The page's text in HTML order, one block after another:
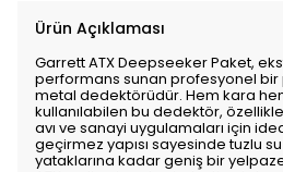
Ürün Açıklaması
Garrett ATX Deepseeker Paket,
performans sunan profesyonel bir
metal dedektörüdür. Hem kara
kullanılabilen bu dedektör,
avı ve sanayi uygulamaları için
geçirmez yapısı sayesinde tuzlu
yataklarına kadar geniş bir